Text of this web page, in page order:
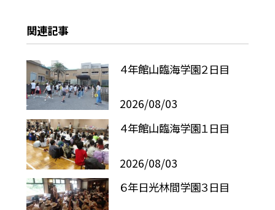
関連記事
４年館山臨海学園２日目
2026/08/03
４年館山臨海学園１日目
2026/08/03
６年日光林間学園３日目